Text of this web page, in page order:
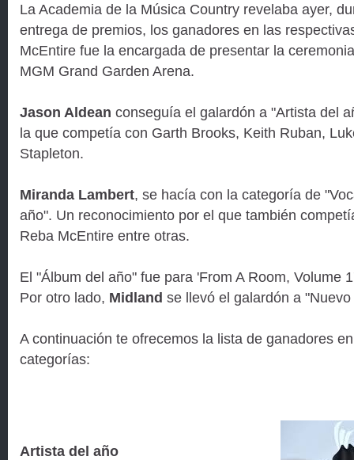
La Academia de la Música Country revelaba ayer,
entrega de premios, los ganadores en las
McEntire fue la encargada de presentar la
MGM Grand Garden Arena.
Jason Aldean conseguía el galardón a "Artista del
la que competía con Garth Brooks, Keith Ruban,
Stapleton.
Miranda Lambert, se hacía con la categoría de
año". Un reconocimiento por el que también
Reba McEntire entre otras.
El "Álbum del año" fue para 'From A Room, Volume
Por otro lado, Midland se llevó el galardón a
A continuación te ofrecemos la lista de ganadores
categorías:
Artista del año